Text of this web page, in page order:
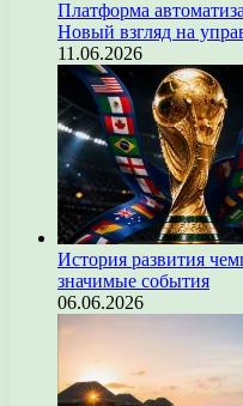
Платформа
Новый взгляд на
11.06.2026
История развития
значимые события
06.06.2026